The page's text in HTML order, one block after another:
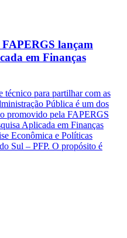
FAPERGS lançam
em Finanças
técnico para partilhar com as
Pública é um dos
promovido pela FAPERGS
Aplicada em Finanças
Econômica e Políticas
Sul – PFP. O propósito é